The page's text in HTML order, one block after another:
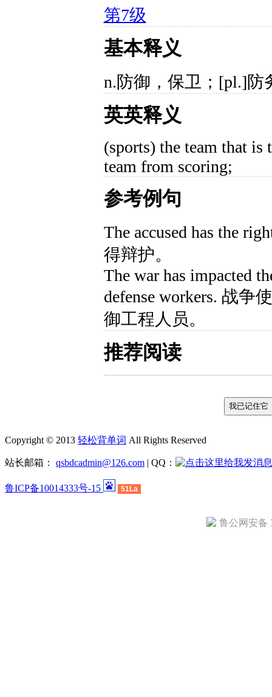
第7级
基本释义
n.防御，保卫；[pl.]防
英英释义
(sports) the team that
team from scoring;
参考例句
The accused has the
得辩护。
The war has impacted
defense workers. 战争
御工程人员。
推荐阅读
Copyright © 2013 轻松背单词 All Rights Reserved
站长邮箱： qsbdcadmin@126.com | QQ：
鲁ICP备10014333号-15 51La
鲁公网安备